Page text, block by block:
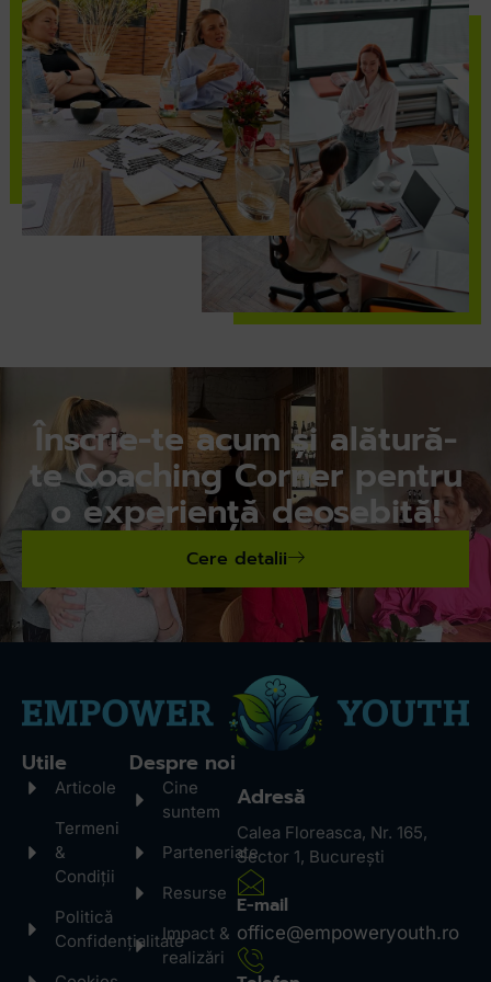
Înscrie-te acum și alătură-
te Coaching Corner pentru
o experiență deosebită!
Cere detalii
Utile
Articole
Termeni
&
Condiții
Politică
Confidențialitate
Despre noi
Cine
suntem
Parteneriate
Resurse
Impact &
realizări
Adresă
Calea Floreasca, Nr. 165,
Sector 1, București
E-mail
office@empoweryouth.ro